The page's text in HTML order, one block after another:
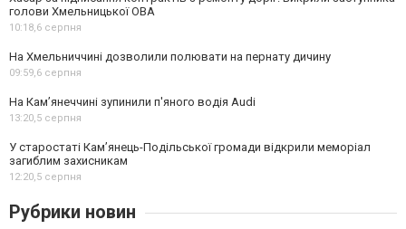
голови Хмельницької ОВА
10:18,6 серпня
На Хмельниччині дозволили полювати на пернату дичину
09:59,6 серпня
На Камʼянеччині зупинили п'яного водія Audi
13:20,5 серпня
У старостаті Кам’янець-Подільської громади відкрили меморіал
загиблим захисникам
12:20,5 серпня
Рубрики новин